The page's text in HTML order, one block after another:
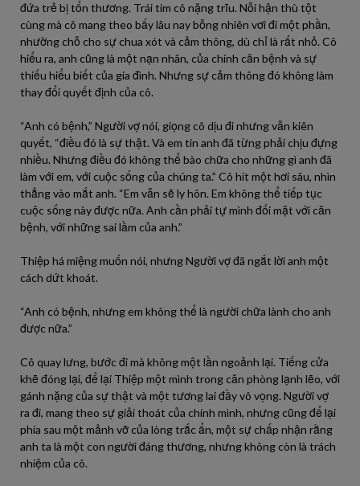
đứa trẻ bị tổn thương. Trái tim cô nặng trĩu. Nỗi hận thù tột
cùng mà cô mang theo bấy lâu nay bỗng nhiên vơi đi một phần,
nhường chỗ cho sự chua xót và cảm thông, dù chỉ là rất nhỏ. Cô
hiểu ra, anh cũng là một nạn nhân, của chính căn bệnh và sự
thiếu hiểu biết của gia đình. Nhưng sự cảm thông đó không làm
thay đổi quyết định của cô.
“Anh có bệnh,” Người vợ nói, giọng cô dịu đi nhưng vẫn kiên
quyết, “điều đó là sự thật. Và em tin anh đã từng phải chịu đựng
nhiều. Nhưng điều đó không thể bào chữa cho những gì anh đã
làm với em, với cuộc sống của chúng ta.” Cô hít một hơi sâu, nhìn
thẳng vào mắt anh. “Em vẫn sẽ ly hôn. Em không thể tiếp tục
cuộc sống này được nữa. Anh cần phải tự mình đối mặt với căn
bệnh, với những sai lầm của anh.”
Thiệp há miệng muốn nói, nhưng Người vợ đã ngắt lời anh một
cách dứt khoát.
“Anh có bệnh, nhưng em không thể là người chữa lành cho anh
được nữa.”
Cô quay lưng, bước đi mà không một lần ngoảnh lại. Tiếng cửa
khẽ đóng lại, để lại Thiệp một mình trong căn phòng lạnh lẽo, với
gánh nặng của sự thật và một tương lai đầy vô vọng. Người vợ
ra đi, mang theo sự giải thoát của chính mình, nhưng cũng để lại
phía sau một mảnh vỡ của lòng trắc ẩn, một sự chấp nhận rằng
anh ta là một con người đáng thương, nhưng không còn là trách
nhiệm của cô.